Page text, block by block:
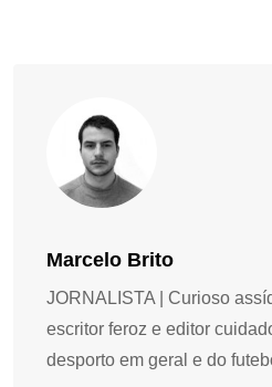
Marcelo Brito
JORNALISTA | Curioso
escritor feroz e editor
desporto em geral e do